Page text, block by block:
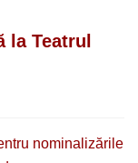
la Teatrul